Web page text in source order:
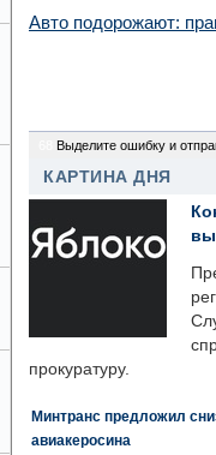
Авто подорожают:
Выделите ошибку и
КАРТИНА ДНЯ
прокуратуру.
Минтранс предложил
авиакеросина